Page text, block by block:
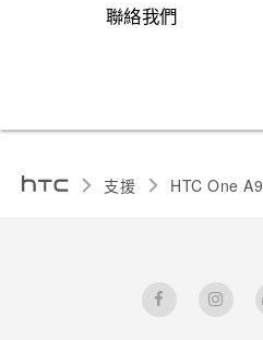
聯絡我們
支援 HTC One A9‎